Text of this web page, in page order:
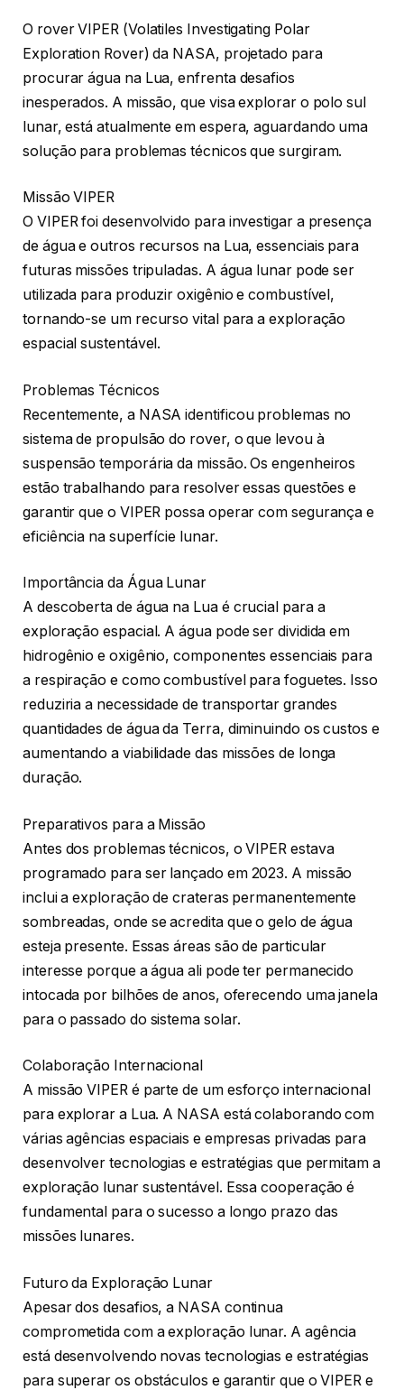
O rover VIPER (Volatiles Investigating Polar
Exploration Rover) da NASA, projetado para
procurar água na Lua, enfrenta desafios
inesperados. A missão, que visa explorar o polo sul
lunar, está atualmente em espera, aguardando uma
solução para problemas técnicos que surgiram.
Missão VIPER
O VIPER foi desenvolvido para investigar a presença
de água e outros recursos na Lua, essenciais para
futuras missões tripuladas. A água lunar pode ser
utilizada para produzir oxigênio e combustível,
tornando-se um recurso vital para a exploração
espacial sustentável.
Problemas Técnicos
Recentemente, a NASA identificou problemas no
sistema de propulsão do rover, o que levou à
suspensão temporária da missão. Os engenheiros
estão trabalhando para resolver essas questões e
garantir que o VIPER possa operar com segurança e
eficiência na superfície lunar.
Importância da Água Lunar
A descoberta de água na Lua é crucial para a
exploração espacial. A água pode ser dividida em
hidrogênio e oxigênio, componentes essenciais para
a respiração e como combustível para foguetes. Isso
reduziria a necessidade de transportar grandes
quantidades de água da Terra, diminuindo os custos e
aumentando a viabilidade das missões de longa
duração.
Preparativos para a Missão
Antes dos problemas técnicos, o VIPER estava
programado para ser lançado em 2023. A missão
inclui a exploração de crateras permanentemente
sombreadas, onde se acredita que o gelo de água
esteja presente. Essas áreas são de particular
interesse porque a água ali pode ter permanecido
intocada por bilhões de anos, oferecendo uma janela
para o passado do sistema solar.
Colaboração Internacional
A missão VIPER é parte de um esforço internacional
para explorar a Lua. A NASA está colaborando com
várias agências espaciais e empresas privadas para
desenvolver tecnologias e estratégias que permitam a
exploração lunar sustentável. Essa cooperação é
fundamental para o sucesso a longo prazo das
missões lunares.
Futuro da Exploração Lunar
Apesar dos desafios, a NASA continua
comprometida com a exploração lunar. A agência
está desenvolvendo novas tecnologias e estratégias
para superar os obstáculos e garantir que o VIPER e